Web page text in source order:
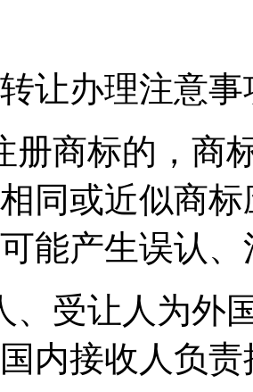
转让办理注意
册商标的，商
相同或近似商
能产生误认
、受让人为外
内接收人负